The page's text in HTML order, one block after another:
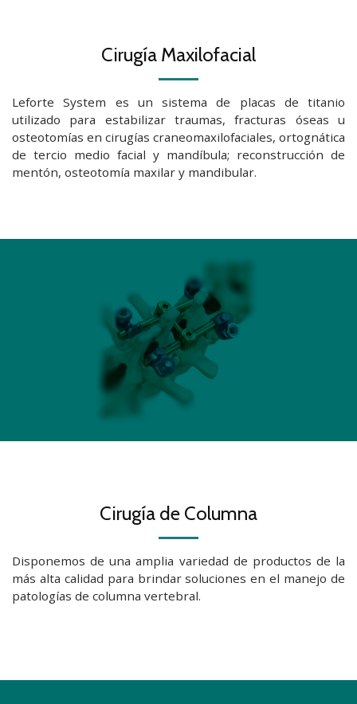
Cirugía Maxilofacial
Leforte System es un sistema de placas de titanio
utilizado para estabilizar traumas, fracturas óseas u
osteotomías en cirugías craneomaxilofaciales, ortognática
de tercio medio facial y mandíbula; reconstrucción de
mentón, osteotomía maxilar y mandibular.
Cirugía de Columna
Disponemos de una amplia variedad de productos de la
más alta calidad para brindar soluciones en el manejo de
patologías de columna vertebral.